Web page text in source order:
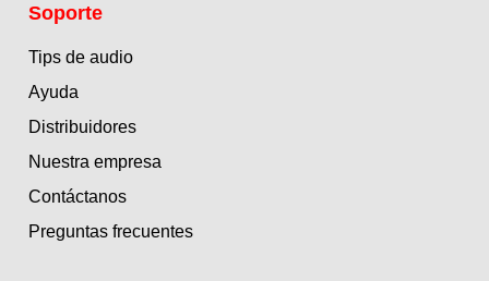
Soporte
Tips de audio
Ayuda
Distribuidores
Nuestra empresa
Contáctanos
Preguntas frecuentes